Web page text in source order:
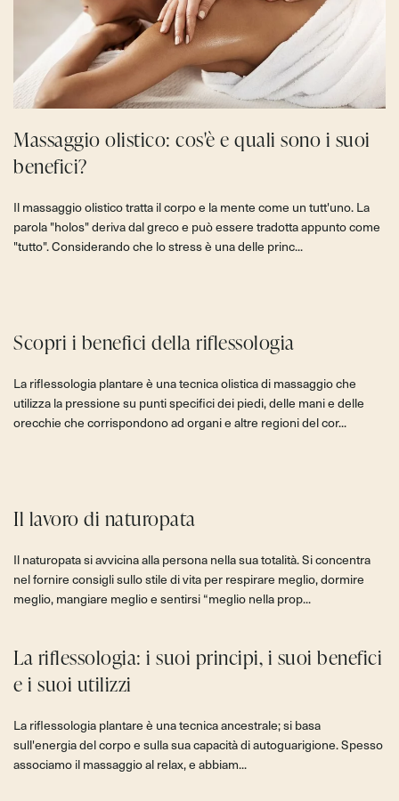
Massaggio olistico: cos'è e quali sono i suoi
benefici?
Il massaggio olistico tratta il corpo e la mente come un tutt'uno. La
parola "holos" deriva dal greco e può essere tradotta appunto come
"tutto". Considerando che lo stress è una delle princ...
Scopri i benefici della riflessologia
La riflessologia plantare è una tecnica olistica di massaggio che
utilizza la pressione su punti specifici dei piedi, delle mani e delle
orecchie che corrispondono ad organi e altre regioni del cor...
Il lavoro di naturopata
Il naturopata si avvicina alla persona nella sua totalità. Si concentra
nel fornire consigli sullo stile di vita per respirare meglio, dormire
meglio, mangiare meglio e sentirsi “meglio nella prop...
La riflessologia: i suoi principi, i suoi benefici
e i suoi utilizzi
La riflessologia plantare è una tecnica ancestrale; si basa
sull'energia del corpo e sulla sua capacità di autoguarigione. Spesso
associamo il massaggio al relax, e abbiam...